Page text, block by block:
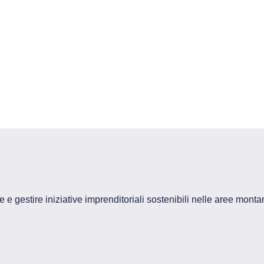
e gestire iniziative imprenditoriali sostenibili nelle aree